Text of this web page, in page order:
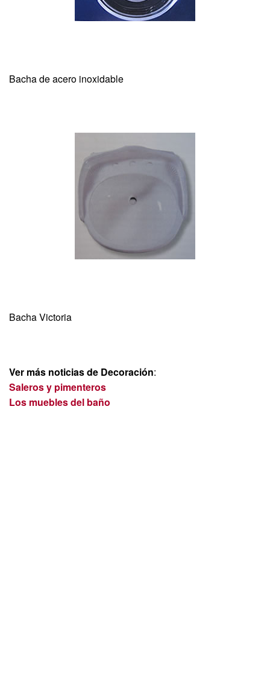
Bacha de acero inoxidable
Bacha Victoria
Ver más noticias de Decoración:
Saleros y pimenteros
Los muebles del baño